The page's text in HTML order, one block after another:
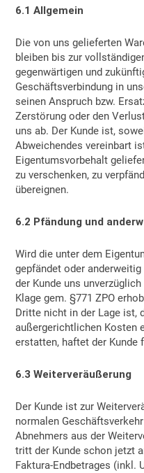
6.1 Allgemein
Die von uns gelieferten
bleiben bis zur
gegenwärtigen und
Geschäftsverbindung in
seinen Anspruch bzw.
Zerstörung oder den
uns ab. Der Kunde ist,
Abweichendes vereinbart
Eigentumsvorbehalt
zu verschenken, zu
übereignen.
6.2 Pfändung und
Wird die unter dem
gepfändet oder
der Kunde uns
Klage gem. §771 ZPO
Dritte nicht in der Lage ist,
außergerichtlichen Kosten
erstatten, haftet der Kunde
6.3 Weiterveräußerung
Der Kunde ist zur
normalen
Abnehmers aus der
tritt der Kunde schon jetzt
Faktura-Endbetrages (inkl.